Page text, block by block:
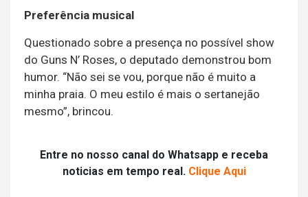
Preferência musical
Questionado sobre a presença no possível show
do Guns N’ Roses, o deputado demonstrou bom
humor. “Não sei se vou, porque não é muito a
minha praia. O meu estilo é mais o sertanejão
mesmo”, brincou.
Entre no nosso canal do Whatsapp e receba
noticias em tempo real. Clique Aqui